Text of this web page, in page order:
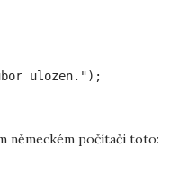
ulozen.");
německém počítači toto: